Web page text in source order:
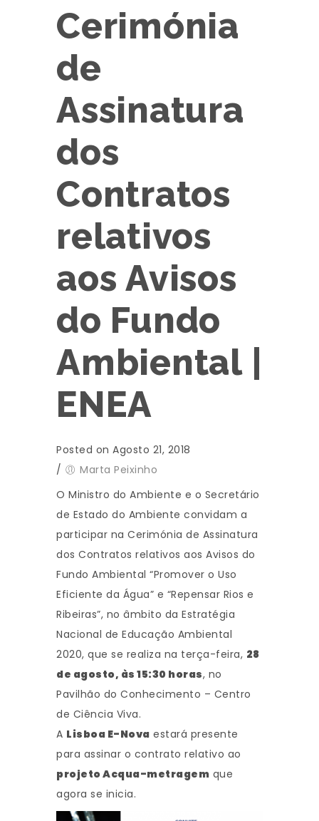
Cerimónia
de
Assinatura
dos
Contratos
relativos
aos Avisos
do Fundo
Ambiental |
ENEA
Posted on Agosto 21, 2018
/
Marta Peixinho
O Ministro do Ambiente e o Secretário
de Estado do Ambiente convidam a
participar na Cerimónia de Assinatura
dos Contratos relativos aos Avisos do
Fundo Ambiental “Promover o Uso
Eficiente da Água” e “Repensar Rios e
Ribeiras”, no âmbito da Estratégia
Nacional de Educação Ambiental
2020, que se realiza na terça-feira, 28
de agosto, às 15:30 horas, no
Pavilhão do Conhecimento – Centro
de Ciência Viva.
A Lisboa E-Nova estará presente
para assinar o contrato relativo ao
projeto Acqua-metragem que
agora se inicia.